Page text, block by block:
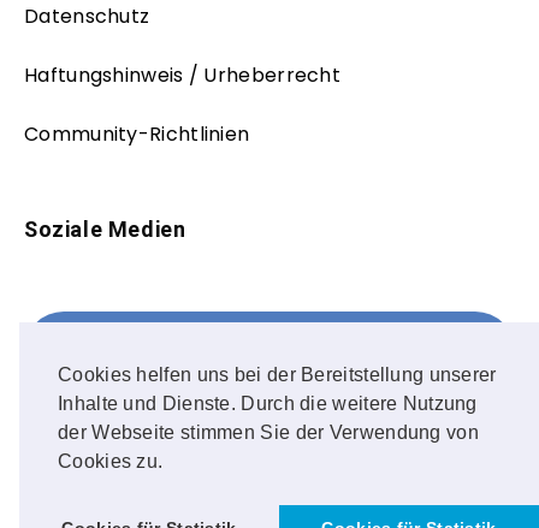
Cookies helfen uns bei der Bereitstellung unserer
Inhalte und Dienste. Durch die weitere Nutzung
der Webseite stimmen Sie der Verwendung von
Cookies zu.
Datenschutz
Haftungshinweis / Urheberrecht
Community-Richtlinien
Soziale Medien
FOLLOW ME!
Instagram
OUR PHOTOS!